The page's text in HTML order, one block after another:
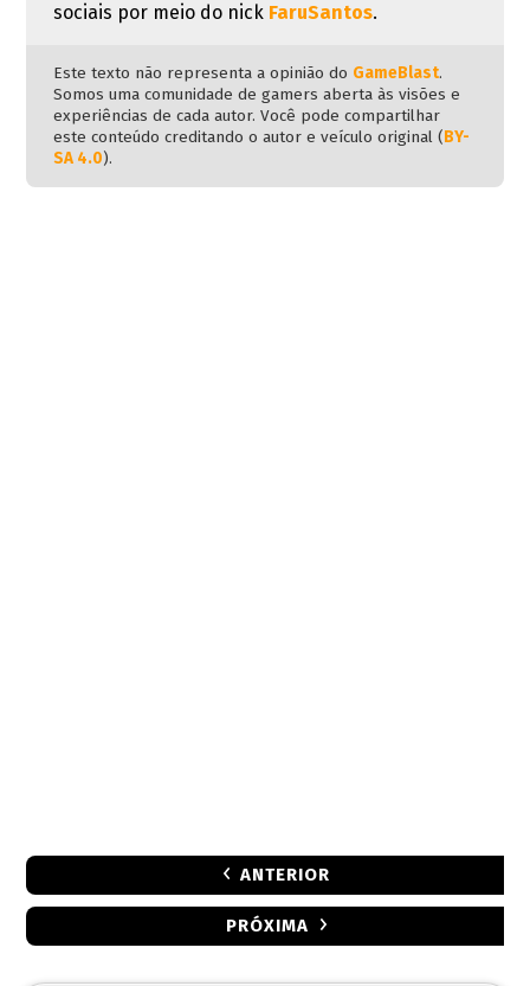
sociais por meio do nick FaruSantos.
Este texto não representa a opinião do GameBlast.
Somos uma comunidade de gamers aberta às visões e
experiências de cada autor. Você pode compartilhar
este conteúdo creditando o autor e veículo original (BY-
SA 4.0).
ANTERIOR
PRÓXIMA